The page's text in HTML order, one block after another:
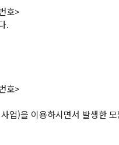
호>
.
호>
업)을 이용하시면서 발생한